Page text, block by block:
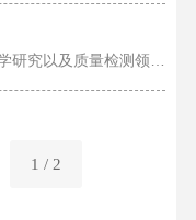
1 / 2